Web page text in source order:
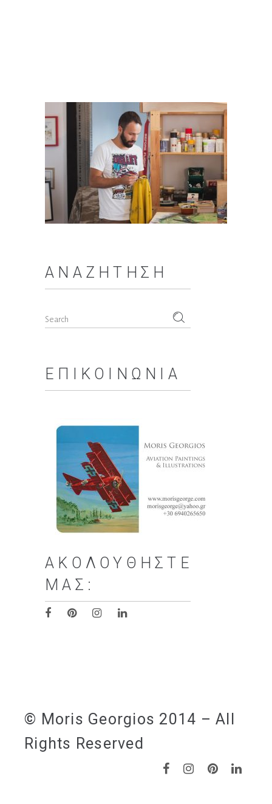
ΑΝΑΖΉΤΗΣΗ
Search
ΕΠΙΚΟΙΝΩΝΊΑ
ΑΚΟΛΟΥΘΉΣΤΕ
ΜΑΣ:
© Moris Georgios 2014 – All
Rights Reserved